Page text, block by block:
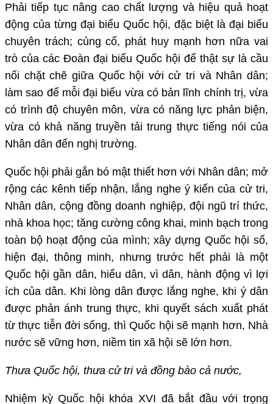
Phải tiếp tục nâng cao chất lượng và hiệu quả hoạt
động của từng đại biểu Quốc hội, đặc biệt là đại biểu
chuyên trách; củng cố, phát huy mạnh hơn nữa vai
trò của các Đoàn đại biểu Quốc hội để thật sự là cầu
nối chặt chẽ giữa Quốc hội với cử tri và Nhân dân;
làm sao để mỗi đại biểu vừa có bản lĩnh chính trị, vừa
có trình độ chuyên môn, vừa có năng lực phản biện,
vừa có khả năng truyền tải trung thực tiếng nói của
Nhân dân đến nghị trường.
Quốc hội phải gắn bó mật thiết hơn với Nhân dân; mở
rộng các kênh tiếp nhận, lắng nghe ý kiến của cử tri,
Nhân dân, cộng đồng doanh nghiệp, đội ngũ trí thức,
nhà khoa học; tăng cường công khai, minh bạch trong
toàn bộ hoạt động của mình; xây dựng Quốc hội số,
hiện đại, thông minh, nhưng trước hết phải là một
Quốc hội gần dân, hiểu dân, vì dân, hành động vì lợi
ích của dân. Khi lòng dân được lắng nghe, khi ý dân
được phản ánh trung thực, khi quyết sách xuất phát
từ thực tiễn đời sống, thì Quốc hội sẽ mạnh hơn, Nhà
nước sẽ vững hơn, niềm tin xã hội sẽ lớn hơn.
Thưa Quốc hội, thưa cử tri và đồng bào cả nước,
Nhiệm kỳ Quốc hội khóa XVI đã bắt đầu với trọng